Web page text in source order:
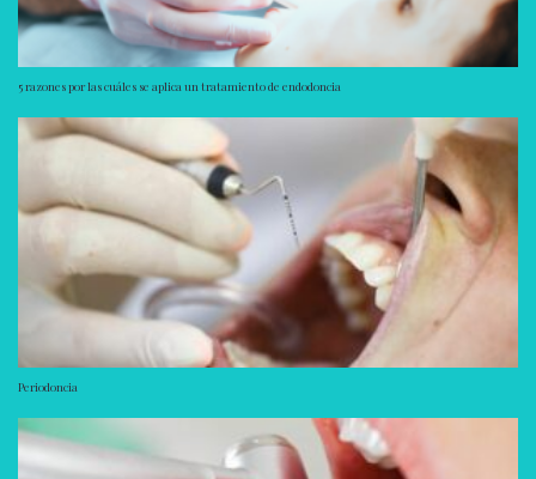
5 razones por las cuáles se aplica un tratamiento de endodoncia
Periodoncia